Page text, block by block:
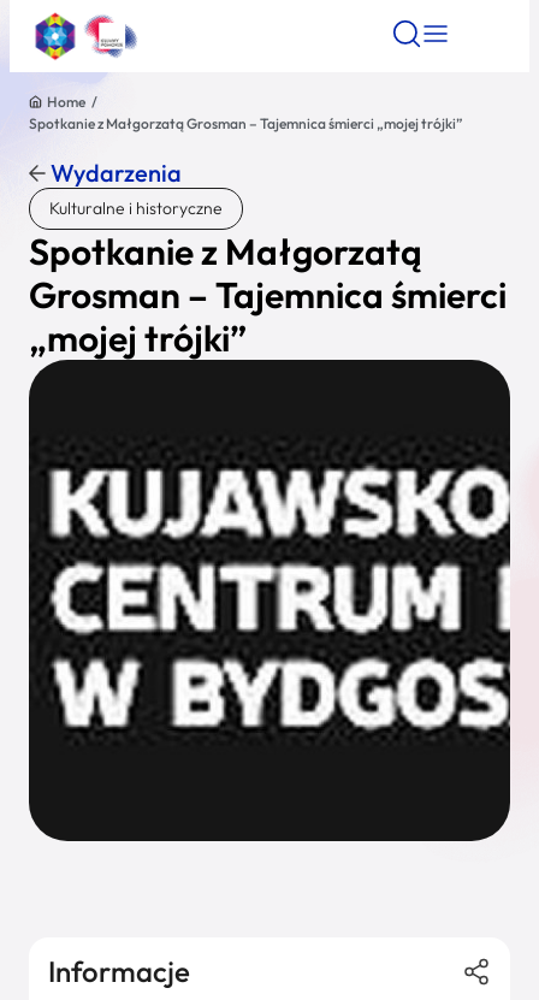
Znajdź atrakcję Znajdź artykuł Znajdź
Znajdź atrakcję
Nazwa atrakcji
Miasto
Kategoria
Wyszukaj
Home /
Spotkanie z Małgorzatą Grosman – Tajemnica śmierci „mojej trójki”
Wydarzenia
Kulturalne i historyczne
Spotkanie z Małgorzatą
Grosman – Tajemnica śmierci
„mojej trójki”
Informacje